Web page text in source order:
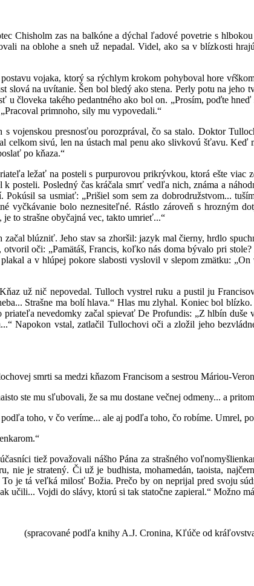
zas na balkóne a dýchal ľadové povetrie s hlbokou
na oblohe a sneh už nepadal. Videl, ako sa v blízkosti
vojaka, ktorý sa rýchlym krokom pohyboval hore vŕškom
slová na uvítanie. Šen bol bledý ako stena. Perly potu na
u človeka takého pedantného ako bol on. „Prosím, poďte
primnoho, sily mu vypovedali.“
presnosťou porozprával, čo sa stalo. Doktor
celkom sivú, len na ústach mal penu ako slivkovú šťavu.
po kňaza.“
ležať na posteli s purpurovou prikrývkou, ktorá ešte viac
k posteli. Posledný čas kráčala smrť vedľa nich, známa a
Pokúsil sa usmiať: „Prišiel som sem za dobrodružstvom...
vyčkávanie bolo neznesiteľné. Rástlo zároveň s hrozným
to strašne obyčajná vec, takto umrieť...“
blúzniť. Jeho stav sa zhoršil: jazyk mal čierny, hrdlo
oči: „Pamätáš, Francis, koľko nás doma bývalo pri
a v hlúpej pokore slabosti vyslovil v slepom zmätku:
nič nepovedal. Tulloch vystrel ruku a pustil ju Francisovi
Strašne ma bolí hlava.“ Hlas mu zlyhal. Koniec bol
priateľa nevedomky začal spievať De Profundis: „Z hlbín
Napokon vstal, zatlačil Tullochovi oči a zložil jeho
smrti sa medzi kňazom Francisom a sestrou Máriou-
mu sľubovali, že sa mu dostane večnej odmeny... a
toho, v čo veríme... ale aj podľa toho, čo robíme. Umrel,
tiež považovali nášho Pána za strašného
nie je stratený. Či už je budhista, mohamedán, taoista,
To je tá veľká milosť Božia. Prečo by on neprijal pred svoju
učili... Vojdi do slávy, ktorú si tak statočne zapieral.“ Možno
knihy A.J. Cronina, Kľúče od